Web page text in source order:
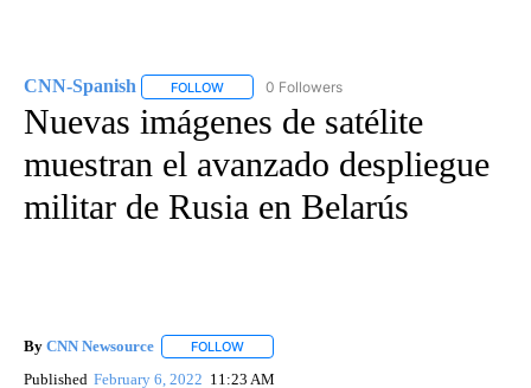
CNN-Spanish FOLLOW FOLLOW "CNN-SPANISH" TO RECEIVE
0 Followers
Nuevas imágenes de satélite
muestran el avanzado despliegue
militar de Rusia en Belarús
By CNN Newsource FOLLOW
Published February 6, 2022 11:23 AM